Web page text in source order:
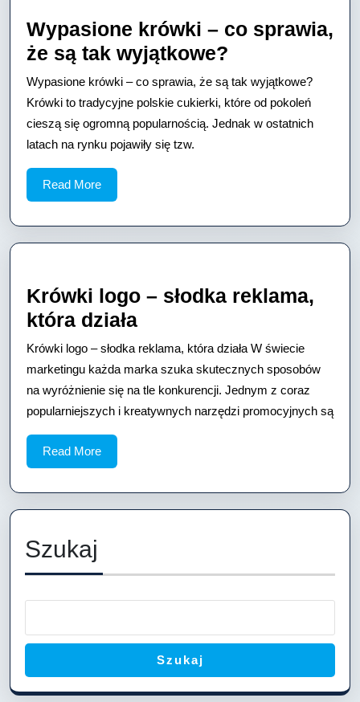
Wypasione krówki – co sprawia,
że są tak wyjątkowe?
krówki
–
co
tak
wyjątkowe?
Wypasione krówki – co sprawia, że są tak wyjątkowe?
Krówki to tradycyjne polskie cukierki, które od pokoleń
cieszą się ogromną popularnością. Jednak w ostatnich
latach na rynku pojawiły się tzw.
Read MoreRead
More
Krówki logo – słodka reklama,
która działaKrówki
logo
–
słodka
reklama,
Krówki logo – słodka reklama, która działa W świecie
marketingu każda marka szuka skutecznych sposobów
na wyróżnienie się na tle konkurencji. Jednym z coraz
popularniejszych i kreatywnych narzędzi promocyjnych są
Read MoreRead
More
Szukaj
Szukaj